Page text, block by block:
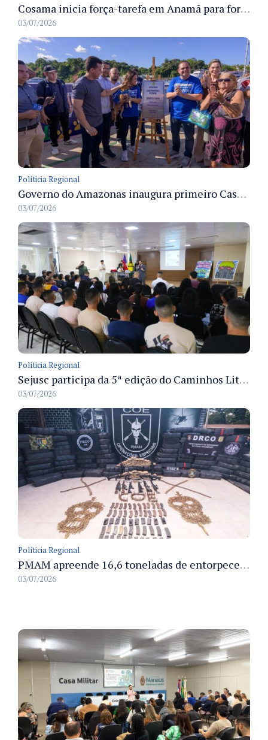
Cosama inicia força-tarefa em Anamã para fortalecer abastecimento de água e segurança hídrica da população
03/07/2026
Políticia Regional
Governo do Amazonas inaugura primeiro Castramóvel Fluvial para atendimento veterinário às comunidades ribeirinhas e castração gratuita
03/07/2026
Políticia Regional
Sejusc participa da 5ª edição do Caminhos Literários com foco na cultura hip-hop nas unidades socioeducativas
03/07/2026
Políticia Regional
PMAM apreende 16,6 toneladas de entorpecentes e registra aumento nas prisões em flagrante e nas capturas de foragidos no primeiro semestre de 2026
03/07/2026